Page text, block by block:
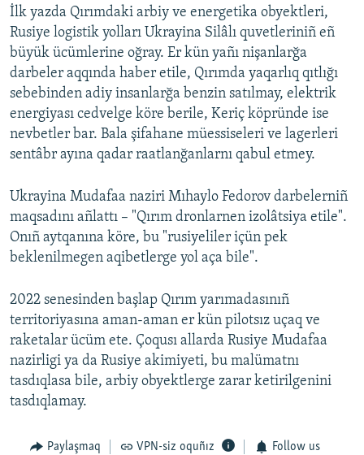
İlk yazda Qırımdaki arbiy ve energetika obyektleri,
Rusiye logistik yolları Ukrayina Silâlı quvetleriniñ eñ
büyük ücümlerine oğray. Er kün yañı nişanlarğa
darbeler aqqında haber etile, Qırımda yaqarlıq qıtlığı
sebebinden adiy insanlarğa benzin satılmay, elektrik
energiyası cedvelge köre berile, Keriç köpründe ise
nevbetler bar. Bala şifahane müessiseleri ve lagerleri
sentâbr ayına qadar raatlanğanlarnı qabul etmey.
Ukrayina Mudafaa naziri Mıhaylo Fedorov darbelerniñ
maqsadını añlattı – "Qırım dronlarnen izolâtsiya etile".
Onıñ aytqanına köre, bu "rusiyeliler içün pek
beklenilmegen aqibetlerge yol aça bile".
2022 senesinden başlap Qırım yarımadasınıñ
territoriyasına aman-aman er kün pilotsız uçaq ve
raketalar ücüm ete. Çoqusı allarda Rusiye Mudafaa
nazirligi ya da Rusiye akimiyeti, bu malümatnı
tasdıqlasa bile, arbiy obyektlerge zarar ketirilgenini
tasdıqlamay.
Paylaşmaq VPN-siz oquñız Follow us